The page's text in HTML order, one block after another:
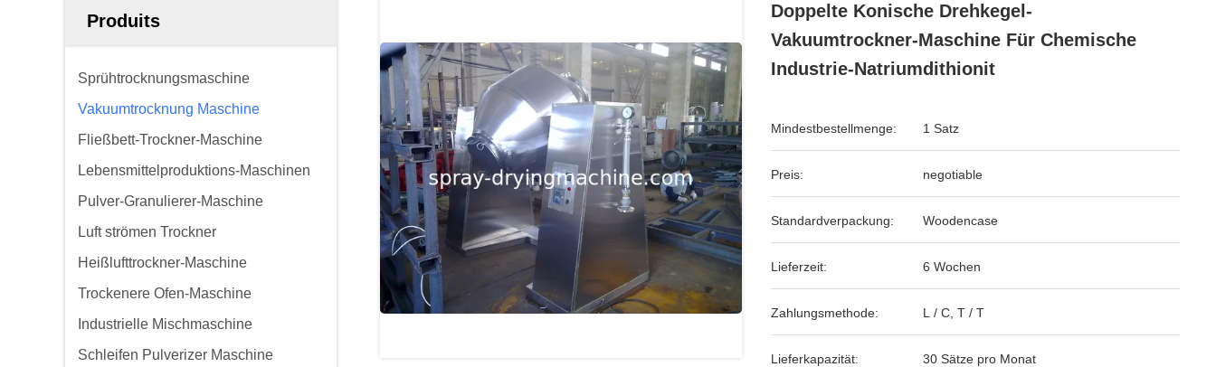
Produits
Sprühtrocknungsmaschine
Vakuumtrocknung Maschine
Fließbett-Trockner-Maschine
Lebensmittelproduktions-Maschinen
Pulver-Granulierer-Maschine
Luft strömen Trockner
Heißlufttrockner-Maschine
Trockenere Ofen-Maschine
Industrielle Mischmaschine
Schleifen Pulverizer Maschine
Doppelte Konische Drehkegel-
Vakuumtrockner-Maschine Für Chemische
Industrie-Natriumdithionit
Mindestbestellmenge: 1 Satz
Preis: negotiable
Standardverpackung: Woodencase
Lieferzeit: 6 Wochen
Zahlungsmethode: L / C, T / T
Lieferkapazität: 30 Sätze pro Monat